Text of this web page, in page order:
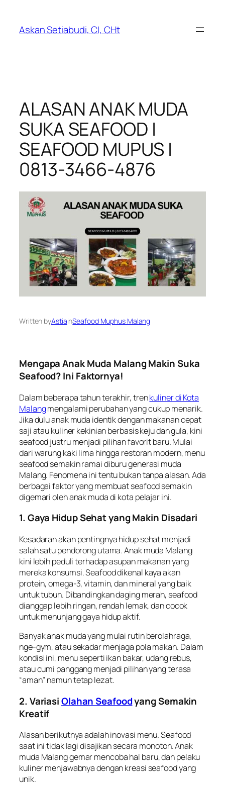
konten
Askan Setiabudi, CI, CHt
ALASAN ANAK MUDA
SUKA SEAFOOD |
SEAFOOD MUPUS |
0813-3466-4876
Written byAstiainSeafood Muphus Malang
Mengapa Anak Muda Malang Makin Suka
Seafood? Ini Faktornya!
Dalam beberapa tahun terakhir, trenkuliner di Kota
Malangmengalami perubahan yang cukup menarik.
Jika dulu anak muda identik dengan makanan cepat
saji atau kuliner kekinian berbasis keju dan gula, kini
seafood justru menjadi pilihan favorit baru. Mulai
dari warung kaki lima hingga restoran modern, menu
seafood semakin ramai diburu generasi muda
Malang. Fenomena ini tentu bukan tanpa alasan. Ada
berbagai faktor yang membuat seafood semakin
digemari oleh anak muda di kota pelajar ini.
1. Gaya Hidup Sehat yang Makin Disadari
Kesadaran akan pentingnya hidup sehat menjadi
salah satu pendorong utama. Anak muda Malang
kini lebih peduli terhadap asupan makanan yang
mereka konsumsi. Seafood dikenal kaya akan
protein, omega-3, vitamin, dan mineral yang baik
untuk tubuh. Dibandingkan daging merah, seafood
dianggap lebih ringan, rendah lemak, dan cocok
untuk menunjang gaya hidup aktif.
Banyak anak muda yang mulai rutin berolahraga,
nge-gym, atau sekadar menjaga pola makan. Dalam
kondisi ini, menu seperti ikan bakar, udang rebus,
atau cumi panggang menjadi pilihan yang terasa
“aman” namun tetap lezat.
2. VariasiOlahan Seafoodyang Semakin
Kreatif
Alasan berikutnya adalah inovasi menu. Seafood
saat ini tidak lagi disajikan secara monoton. Anak
muda Malang gemar mencoba hal baru, dan pelaku
kuliner menjawabnya dengan kreasi seafood yang
unik.